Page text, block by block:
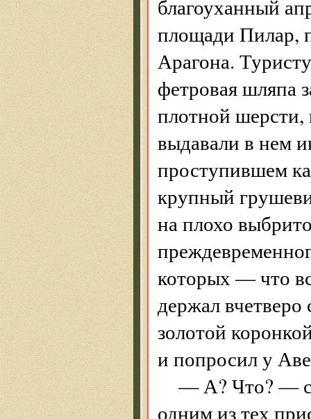
благоуханный
площади Пилар,
Арагона.
фетровая шляпа
плотной шерсти,
выдавали в нем
проступившем
крупный
на плохо
которых — что
держал
золотой
и попросил у
— А? Что? —
одним из тех